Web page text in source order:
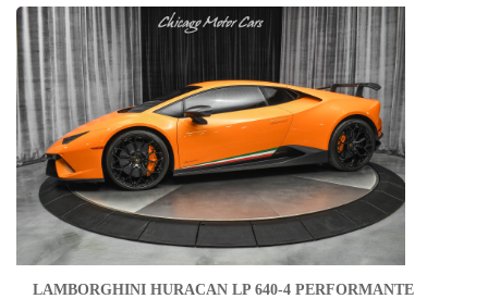
LAMBORGHINI HURACAN LP 640-4 PERFORMANTE